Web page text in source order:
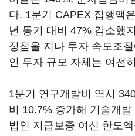
다. 1분기 CAPEX 집행액
년 동기 대비 47% 감소했
정점을 지나 투자 속도조
인 투자 규모 자체는 여전
1분기 연구개발비 역시
비 10.7% 증가해 기술개
법인 지급보증 여신 한도